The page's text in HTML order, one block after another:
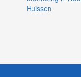
Huissen